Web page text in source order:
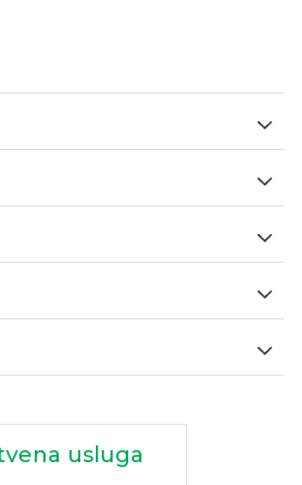
usluga